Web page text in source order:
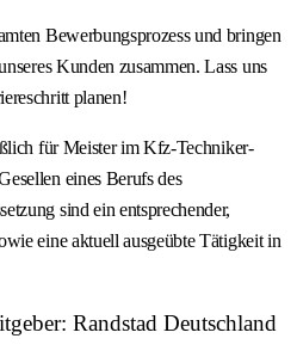
Bewerbungsprozess und bringen
Kunden zusammen. Lass uns
planen!
für Meister im Kfz-Techniker-
eines Berufs des
sind ein entsprechender,
eine aktuell ausgeübte Tätigkeit in
Randstad Deutschland